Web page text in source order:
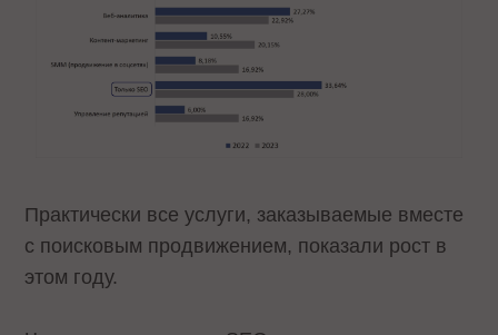
Практически все услуги, заказываемые вместе
с поисковым продвижением, показали рост в
этом году.